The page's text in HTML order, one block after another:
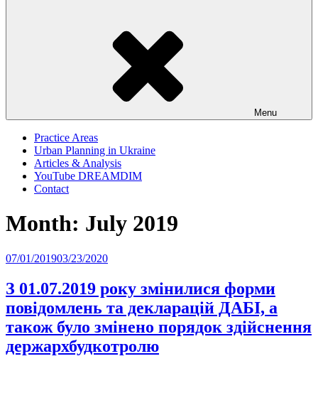
Menu
Practice Areas
Urban Planning in Ukraine
Articles & Analysis
YouTube DREAMDIM
Contact
Month: July 2019
Posted
07/01/201903/23/2020
З 01.07.2019 року змінилися форми
повідомлень та декларацій ДАБІ, а
також було змінено порядок здійснення
держархбудкотролю